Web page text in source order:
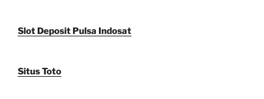
Slot Deposit Pulsa Indosat
Situs Toto